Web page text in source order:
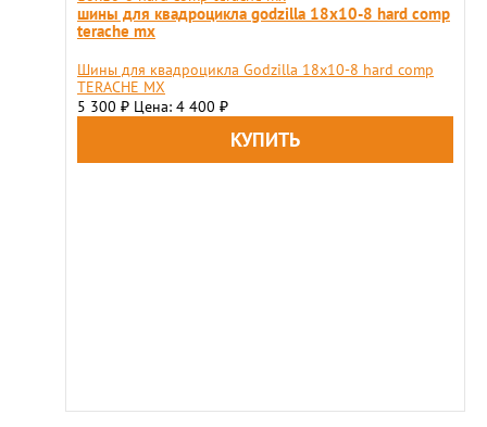
шины для квадроцикла godzilla 18х10-8 hard comp
terache mx
Шины для квадроцикла Godzilla 18х10-8 hard comp
TERACHE MX
5 300 ₽ Цена: 4 400 ₽